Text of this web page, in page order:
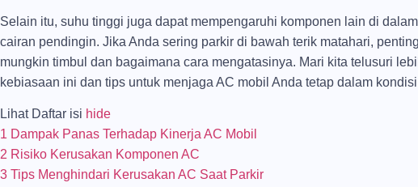
Selain itu, suhu tinggi juga dapat mempengaruhi komponen lain di
cairan pendingin. Jika Anda sering parkir di bawah terik matahari,
mungkin timbul dan bagaimana cara mengatasinya. Mari kita telusuri
kebiasaan ini dan tips untuk menjaga AC mobil Anda tetap dalam
Lihat Daftar isi hide
1 Dampak Panas Terhadap Kinerja AC Mobil
2 Risiko Kerusakan Komponen AC
3 Tips Menghindari Kerusakan AC Saat Parkir